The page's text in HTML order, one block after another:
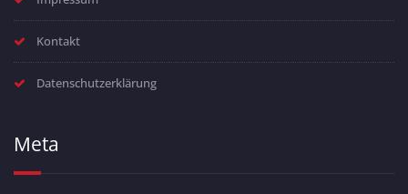
Kontakt
Datenschutzerklärung
Meta